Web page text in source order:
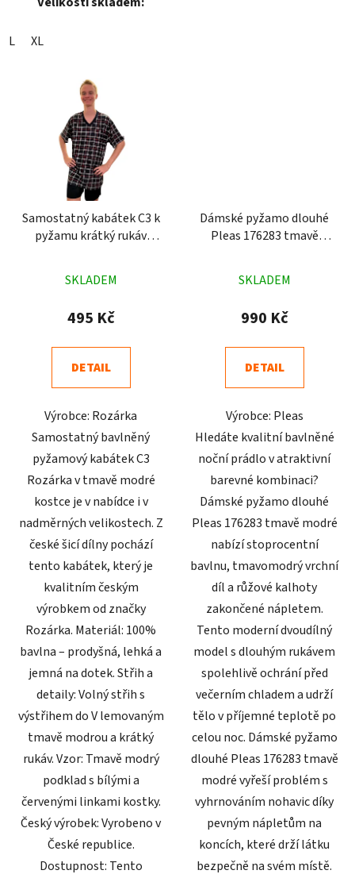
L XL
Samostatný kabátek C3 k
pyžamu krátký rukáv
hodnocení
produktu
4,9
z
hvězdiček.
SKLADEM
495 Kč
DETAIL
Výrobce: Rozárka
Samostatný bavlněný
pyžamový kabátek C3
Rozárka v tmavě modré
kostce je v nabídce i v
nadměrných velikostech. Z
české šicí dílny pochází
tento kabátek, který je
kvalitním českým
výrobkem od značky
Rozárka. Materiál: 100%
bavlna – prodyšná, lehká a
jemná na dotek. Střih a
detaily: Volný střih s
výstřihem do V lemovaným
tmavě modrou a krátký
rukáv. Vzor: Tmavě modrý
podklad s bílými a
červenými linkami kostky.
Český výrobek: Vyrobeno v
České republice.
Dostupnost: Tento
Dámské pyžamo dlouhé
Pleas 176283 tmavě
hodnocení
produktu
5,0
z
hvězdiček.
SKLADEM
990 Kč
DETAIL
Výrobce: Pleas
Hledáte kvalitní bavlněné
noční prádlo v atraktivní
barevné kombinaci?
Dámské pyžamo dlouhé
Pleas 176283 tmavě modré
nabízí stoprocentní
bavlnu, tmavomodrý vrchní
díl a růžové kalhoty
zakončené nápletem.
Tento moderní dvoudílný
model s dlouhým rukávem
spolehlivě ochrání před
večerním chladem a udrží
tělo v příjemné teplotě po
celou noc. Dámské pyžamo
dlouhé Pleas 176283 tmavě
modré vyřeší problém s
vyhrnováním nohavic díky
pevným nápletům na
koncích, které drží látku
bezpečně na svém místě.